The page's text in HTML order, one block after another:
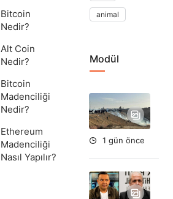
Bitcoin
Nedir?
Alt Coin
Nedir?
Bitcoin
Madenciliği
Nedir?
Ethereum
Madenciliği
Nasıl Yapılır?
animal
Modül
1 gün önce